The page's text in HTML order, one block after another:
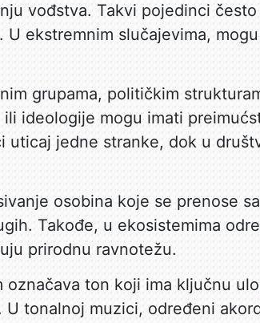
vođstva. Takvi pojedinci
ekstremnim slučajevima,
grupama, političkim
ideologije mogu imati
jedne stranke, dok u
osobina koje se prenose
Takođe, u ekosistemima
prirodnu ravnotežu.
ton koji ima ključnu
tonalnoj muzici, određeni